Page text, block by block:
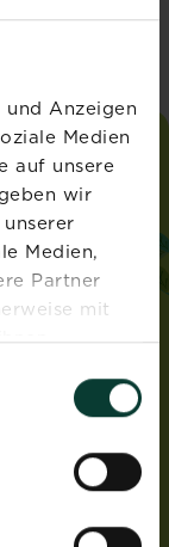
Anzeigen
Medien
auf unsere
wir
Medien,
Partner
mit
Marken
sind Marken